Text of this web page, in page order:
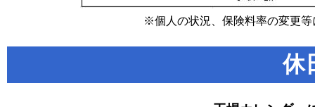
※個人の状況、保険料率の変更
休